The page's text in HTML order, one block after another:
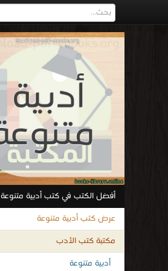
أفضل الكتب في كتب أدبية متنوعة
عرض كتب أدبية متنوعة
مكتبة كتب الأدب
أدبية متنوعة